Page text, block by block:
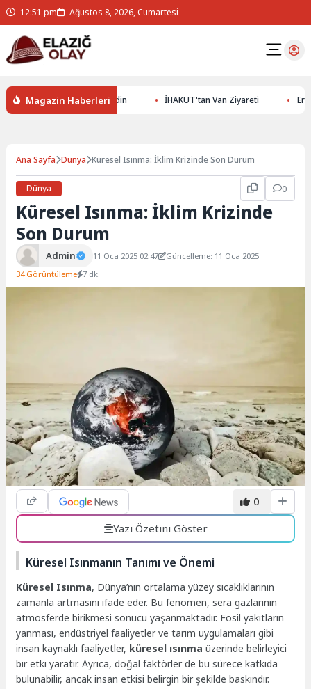
12:51 pm Ağustos 8, 2026, Cumartesi
Magazin Haberleri
Gizemlerini Keşfedin İHAKUT'tan Van Ziyareti
Ana Sayfa Dünya Küresel Isınma: İklim Krizinde Son Durum
Dünya 0
Küresel Isınma: İklim Krizinde
Son Durum
Admin 11 Oca 2025 02:47
Güncelleme: 11 Oca 2025
34 Görüntüleme 7 dk.
0
Yazı Özetini Göster
Küresel Isınmanın Tanımı ve Önemi
Küresel Isınma, Dünya’nın ortalama yüzey sıcaklıklarının
zamanla artmasını ifade eder. Bu fenomen, sera gazlarının
atmosferde birikmesi sonucu yaşanmaktadır. Fosil yakıtların
yanması, endüstriyel faaliyetler ve tarım uygulamaları gibi
insan kaynaklı faaliyetler, küresel ısınma üzerinde belirleyici
bir etki yaratır. Ayrıca, doğal faktörler de bu sürece katkıda
bulunabilir, ancak insan etkisi belirgin bir şekilde baskındır.